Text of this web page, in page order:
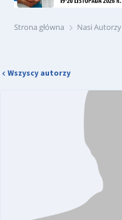
Strona główna Nasi Autorzy
Wszyscy autorzy